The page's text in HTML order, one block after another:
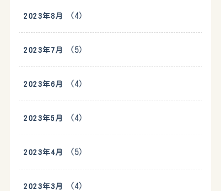
2023年8月 (4)
2023年7月 (5)
2023年6月 (4)
2023年5月 (4)
2023年4月 (5)
2023年3月 (4)